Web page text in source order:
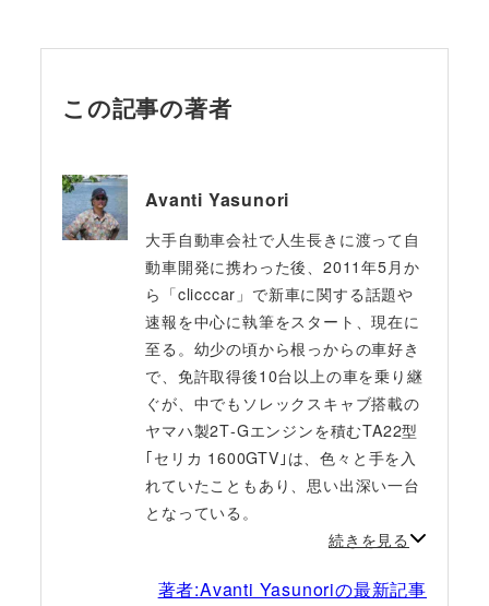
この記事の著者
Avanti Yasunori
大手自動車会社で人生長きに渡って自
動車開発に携わった後、2011年5月か
ら「clicccar」で新車に関する話題や
速報を中心に執筆をスタート、現在に
至る。幼少の頃から根っからの車好き
で、免許取得後10台以上の車を乗り継
ぐが、中でもソレックスキャブ搭載の
ヤマハ製2T‐Gエンジンを積むTA22型
｢セリカ 1600GTV｣は、色々と手を入
れていたこともあり、思い出深い一台
となっている。
続きを見る
著者:Avanti Yasunoriの最新記事